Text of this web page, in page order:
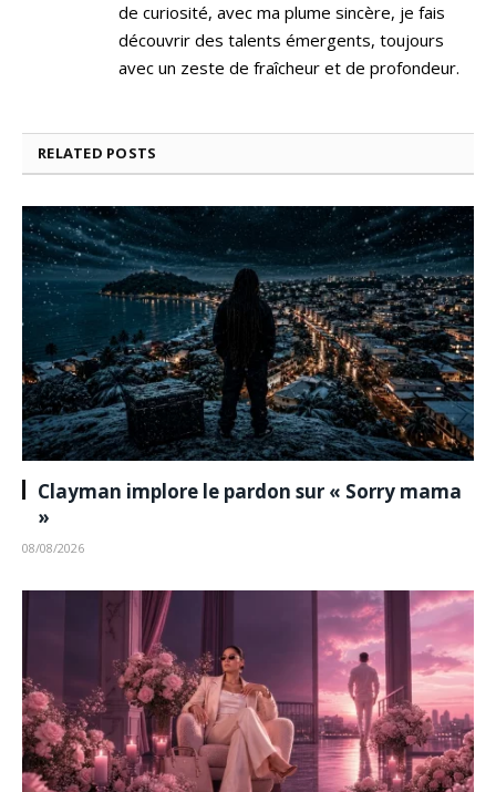
de curiosité, avec ma plume sincère, je fais
découvrir des talents émergents, toujours
avec un zeste de fraîcheur et de profondeur.
RELATED POSTS
Clayman implore le pardon sur « Sorry mama
»
08/08/2026